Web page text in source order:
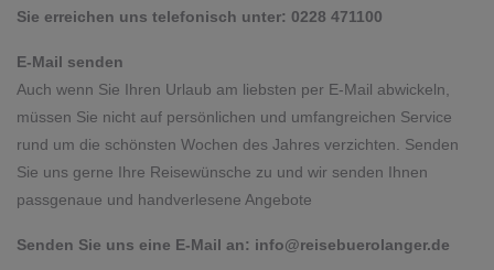
Sie erreichen uns telefonisch unter: 0228 471100
E-Mail senden
Auch wenn Sie Ihren Urlaub am liebsten per E-Mail abwickeln,
müssen Sie nicht auf persönlichen und umfangreichen Service
rund um die schönsten Wochen des Jahres verzichten. Senden
Sie uns gerne Ihre Reisewünsche zu und wir senden Ihnen
passgenaue und handverlesene Angebote
Senden Sie uns eine E-Mail an: info@reisebuerolanger.de